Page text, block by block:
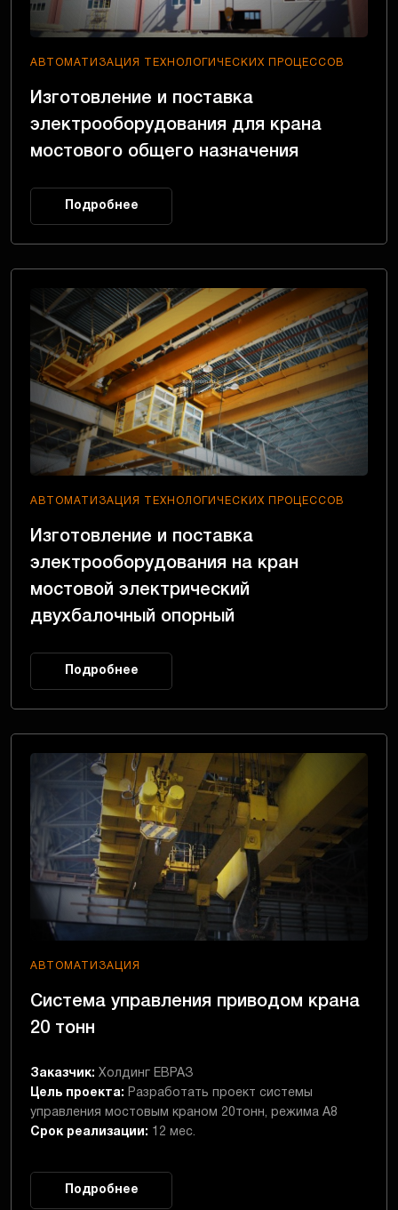
АВТОМАТИЗАЦИЯ ТЕХНОЛОГИЧЕСКИХ ПРОЦЕССОВ
Изготовление и поставка
электрооборудования для крана
мостового общего назначения
Подробнее
АВТОМАТИЗАЦИЯ ТЕХНОЛОГИЧЕСКИХ ПРОЦЕССОВ
Изготовление и поставка
электрооборудования на кран
мостовой электрический
двухбалочный опорный
Подробнее
АВТОМАТИЗАЦИЯ
Система управления приводом крана
20 тонн
Заказчик: Холдинг ЕВРАЗ
Цель проекта: Разработать проект системы
управления мостовым краном 20тонн, режима А8
Срок реализации: 12 мес.
Подробнее